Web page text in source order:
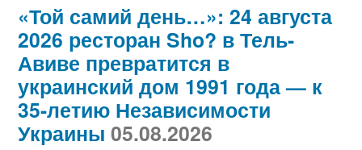
«Той самий день…»: 24 августа
2026 ресторан Sho? в Тель-
Авиве превратится в
украинский дом 1991 года — к
35-летию Независимости
Украины 05.08.2026